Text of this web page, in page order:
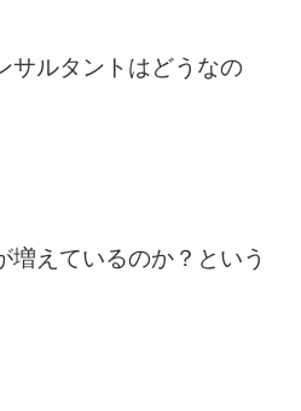
サルタントはどうなの
増えているのか？という